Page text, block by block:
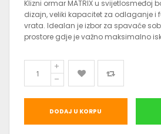
Klizni ormar MATRIX u svijetlosmeđoj
dizajn, veliki kapacitet za odlaganje i
vrata. Idealan je izbor za spavaće
prostore gdje je važno maksimalno
DODAJ U KORPU